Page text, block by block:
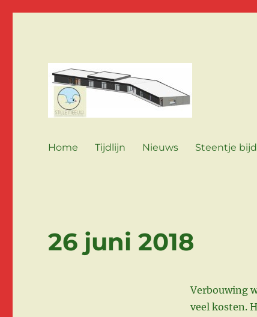
Home Tijdlijn Nieuws Steentje
26 juni 2018
Verbouwing
veel kosten.